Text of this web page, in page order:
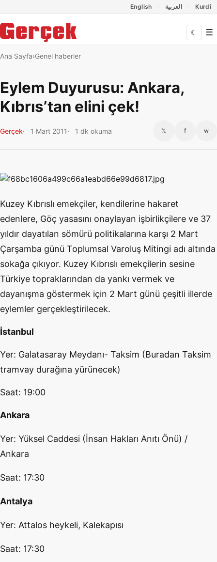
English العربية Kurdî
☾ ☰
Ana Sayfa Genel haberler
Eylem Duyurusu: Ankara,
Kıbrıs’tan elini çek!
Gerçek 1 Mart 2011 1 dk okuma 𝕏 f w
Kuzey Kıbrıslı emekçiler, kendilerine hakaret
edenlere, Göç yasasını onaylayan işbirlikçilere ve 37
yıldır dayatılan sömürü politikalarına karşı 2 Mart
Çarşamba günü Toplumsal Varoluş Mitingi adı altında
sokağa çıkıyor. Kuzey Kıbrıslı emekçilerin sesine
Türkiye topraklarından da yankı vermek ve
dayanışma göstermek için 2 Mart günü çeşitli illerde
eylemler gerçekleştirilecek.
İstanbul
Yer: Galatasaray Meydanı- Taksim (Buradan Taksim
tramvay durağına yürünecek)
Saat: 19:00
Ankara
Yer: Yüksel Caddesi (İnsan Hakları Anıtı Önü) /
Ankara
Saat: 17:30
Antalya
Yer: Attalos heykeli, Kalekapısı
Saat: 17:30